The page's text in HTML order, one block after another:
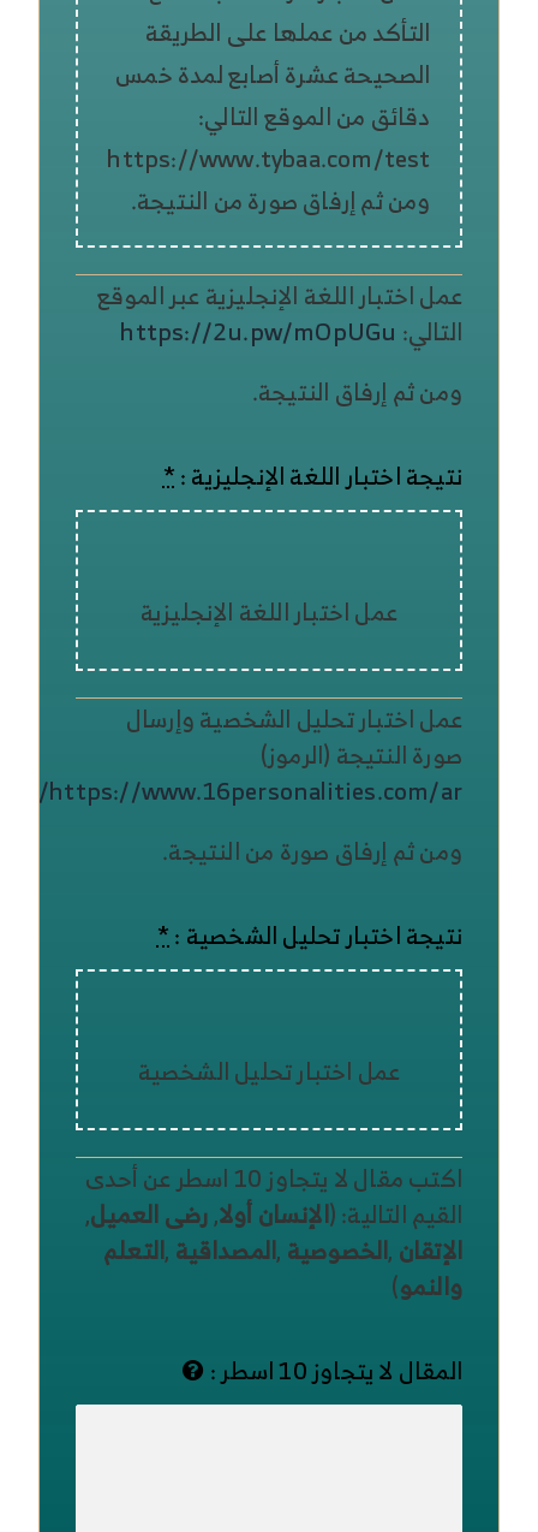
التأكد من عملها على الطريقة
الصحيحة عشرة أصابع لمدة خمس
دقائق من الموقع التالي:
https://www.tybaa.com/test
ومن ثم إرفاق صورة من النتيجة.
عمل اختبار اللغة الإنجليزية عبر الموقع
التالي: https://2u.pw/mOpUGu
ومن ثم إرفاق النتيجة.
نتيجة اختبار اللغة الإنجليزية :*
عمل اختبار اللغة الإنجليزية
عمل اختبار تحليل الشخصية وإرسال
صورة النتيجة (الرموز)
https://www.16personalities.com/ar/
ومن ثم إرفاق صورة من النتيجة.
نتيجة اختبار تحليل الشخصية :*
عمل اختبار تحليل الشخصية
اكتب مقال لا يتجاوز 10 اسطر عن أحدى
القيم التالية: (الإنسان أولا,رضى العميل,
الإتقان ,الخصوصية ,المصداقية ,التعلم
والنمو)
المقال لا يتجاوز 10 اسطر :